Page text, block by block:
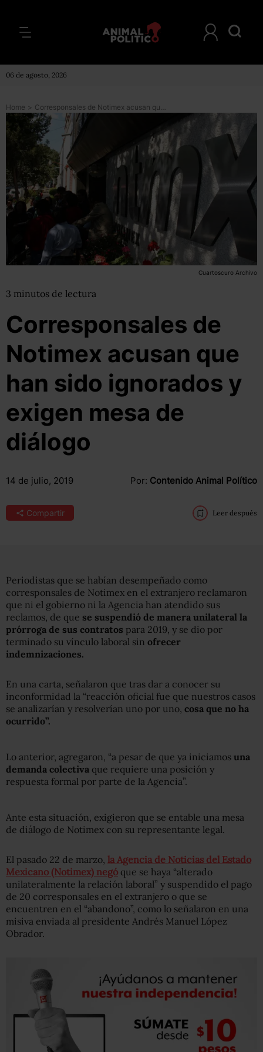
06 de agosto, 2026
Home > Corresponsales de Notimex acusan que han sido ignorados y exigen mesa de diálogo
Cuartoscuro Archivo
3 minutos de lectura
Corresponsales de
Notimex acusan que
han sido ignorados y
exigen mesa de
diálogo
14 de julio, 2019 Por: Contenido Animal Político
Compartir Leer después
Periodistas que se habían desempeñado como
corresponsales de Notimex en el extranjero reclamaron
que ni el gobierno ni la Agencia han atendido sus
reclamos, de que se suspendió de manera unilateral la
prórroga de sus contratos para 2019, y se dio por
terminado su vínculo laboral sin ofrecer
indemnizaciones.
En una carta, señalaron que tras dar a conocer su
inconformidad la “reacción oficial fue que nuestros casos
se analizarían y resolverían uno por uno, cosa que no ha
ocurrido”.
Lo anterior, agregaron, “a pesar de que ya iniciamos una
demanda colectiva que requiere una posición y
respuesta formal por parte de la Agencia”.
Ante esta situación, exigieron que se entable una mesa
de diálogo de Notimex con su representante legal.
El pasado 22 de marzo, la Agencia de Noticias del Estado
Mexicano (Notimex) negó que se haya “alterado
unilateralmente la relación laboral” y suspendido el pago
de 20 corresponsales en el extranjero o que se
encuentren en el “abandono”, como lo señalaron en una
misiva enviada al presidente Andrés Manuel López
Obrador.